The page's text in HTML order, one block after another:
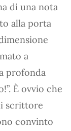
di una nota
alla porta
a
profonda
È ovvio che
scrittore
convinto